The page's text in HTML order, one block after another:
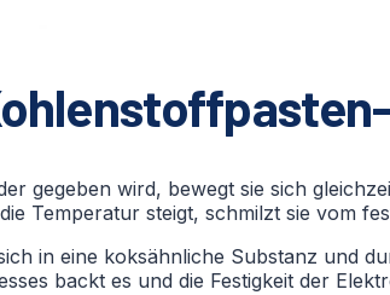
gegeben wird, bewegt sie sich
Temperatur steigt, schmilzt sie vom
in eine koksähnliche Substanz und
backt es und die Festigkeit der